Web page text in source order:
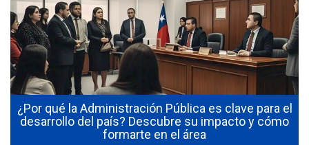
¿Por qué la Administración Pública es clave para el
desarrollo del país? Descubre su impacto y cómo
formarte en el área